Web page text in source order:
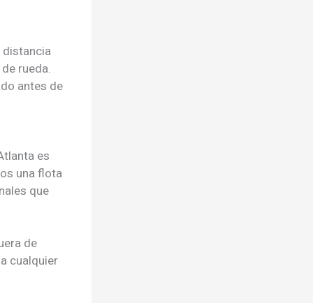
distancia
rueda.
antes de
es
una flota
que
de
cualquier